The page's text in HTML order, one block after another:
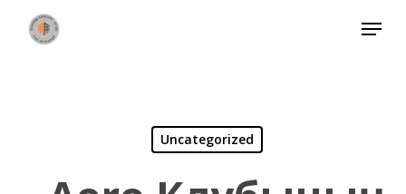
Menu
Uncategorized